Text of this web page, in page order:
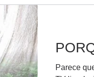
Parece